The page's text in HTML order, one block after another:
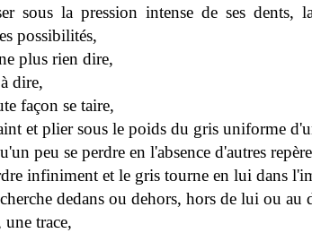
sous la pression intense de ses dents,
possibilités,
plus rien dire,
dire,
façon se taire,
et plier sous le poids du gris uniforme
peu se perdre en l'absence d'autres
infiniment et le gris tourne en lui dans
dedans ou dehors, hors de lui ou au
trace,